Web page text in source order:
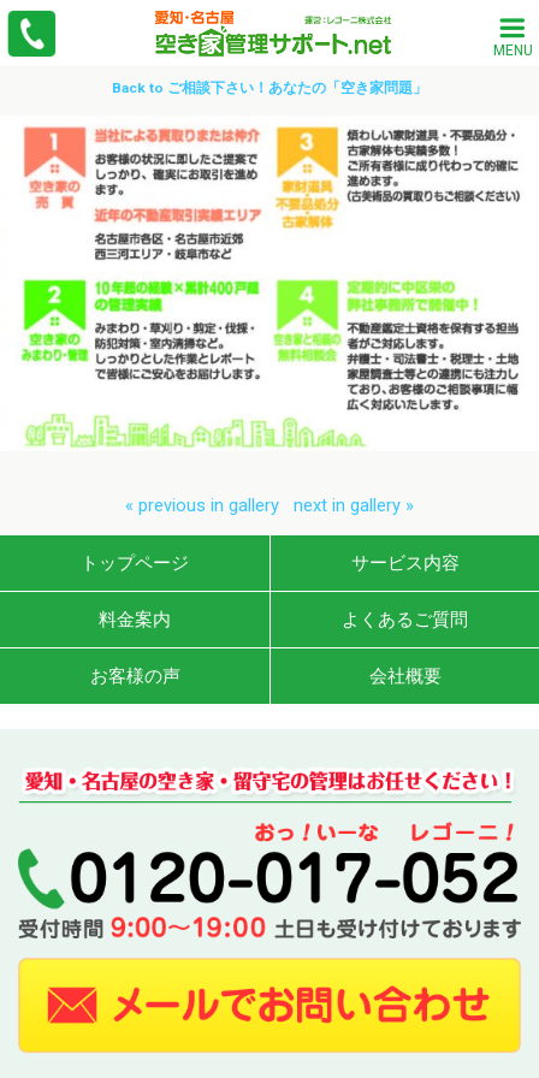
MENU
Back to ご相談下さい！あなたの「空き家問題」
« previous in gallery next in gallery »
トップページ サービス内容
料金案内 よくあるご質問
お客様の声 会社概要